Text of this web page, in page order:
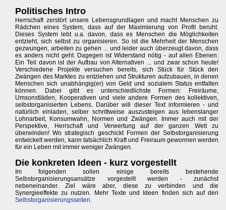
Politisches Intro
Herrschaft zerstört unsere Lebensgrundlagen und macht Menschen zu
Rädchen eines System, dass auf der Maximierung von Profit beruht.
Dieses System lebt u.a. davon, dass es Menschen die Möglichkeiten
entzieht, sich selbst zu organisieren. So ist die Mehrheit der Menschen
gezwungen, arbeiten zu gehen ... und leider auch überzeugt davon, dass
es anders nicht geht. Dagegen ist Widerstand nötig - auf allen Ebenen:
Ein Teil davon ist der Aufbau von Alternativen ... und zwar schon heute!
Verschiedene Projekte versuchen bereits, sich Stück für Stück den
Zwängen des Marktes zu entziehen und Strukturen aufzubauen, in denen
Menschen sich unabhängig(er) von Geld und sozialem Status entfalten
können. Dabei gibt es unterschiedlichste Formen: Freiräume,
Umsonstläden, Kooperativen und viele andere Formen des kollektiven,
selbstorganisierten Lebens. Darüber will dieser Text informieren - und
natürlich einladen, selber schrittweise auszusteigen aus lebenslanger
Lohnarbeit, Konsumwahn, Normen und Zwängen. Immer auch mit der
Perspektive, Herrschaft und Verwertung auf der ganzen Welt zu
überwinden! Wo strategisch geschickt Formen der Selbstorganisierung
entwickelt werden, kann tatsächlich Kraft und Freiraum gewonnen werden
für ein Leben mit immer weniger Zwängen.
Die konkreten Ideen - kurz vorgestellt
Im folgenden sollen einige bereits bestehende
Selbstorganisierungsansätze vorgestellt werden - zunächst
nebeneinander. Ziel wäre aber, diese zu verbinden und die
Synergieeffekte zu nutzen. Mehr Texte und Ideen finden sich auf den
Selbstorganisierungsseiten.